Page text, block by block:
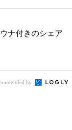
ナ付きのシェア
by